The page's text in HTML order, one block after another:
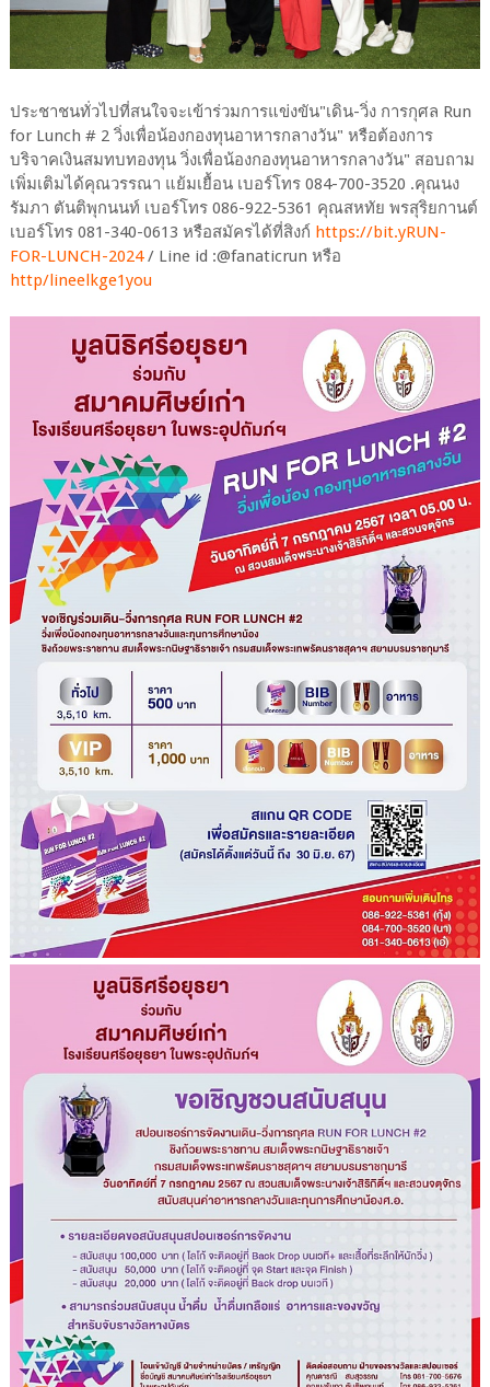
ประชาชนทั่วไปที่สนใจจะเข้าร่วมการแข่งขัน"เดิน-วิ่ง การกุศล Run
for Lunch # 2 วิ่งเพื่อน้องกองทุนอาหารกลางวัน" หรือต้องการ
บริจาคเงินสมทบทองทุน วิ่งเพื่อน้องกองทุนอาหารกลางวัน" สอบถาม
เพิ่มเติมได้คุณวรรณา แย้มเยื้อน เบอร์โทร 084-700-3520 .คุณนง
รัมภา ตันติพุกนนท์ เบอร์โทร 086-922-5361 คุณสหทัย พรสุริยกานต์
เบอร์โทร 081-340-0613 หรือสมัครได้ที่สิงก์ https://bit.yRUN-
FOR-LUNCH-2024/ Line id :@fanaticrun หรือ
http/lineelkge1you